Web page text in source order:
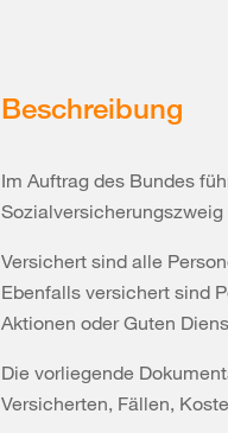
Beschreibung
Im Auftrag des Bundes
Versichert sind alle
Ebenfalls versichert sind
Aktionen oder Guten
Die vorliegende
Versicherten, Fällen,